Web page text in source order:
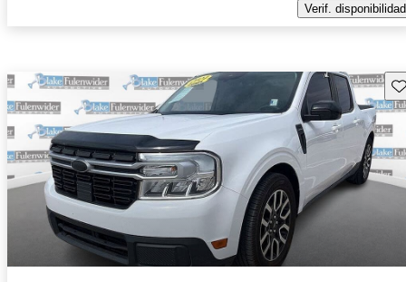
Verif. disponibilidad